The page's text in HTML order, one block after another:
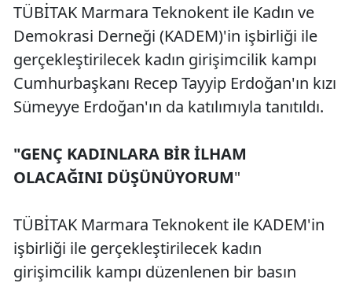
TÜBİTAK Marmara Teknokent ile Kadın ve
Demokrasi Derneği (KADEM)'in işbirliği ile
gerçekleştirilecek kadın girişimcilik kampı
Cumhurbaşkanı Recep Tayyip Erdoğan'ın kızı
Sümeyye Erdoğan'ın da katılımıyla tanıtıldı.
"GENÇ KADINLARA BİR İLHAM
OLACAĞINI DÜŞÜNÜYORUM"
TÜBİTAK Marmara Teknokent ile KADEM'in
işbirliği ile gerçekleştirilecek kadın
girişimcilik kampı düzenlenen bir basın